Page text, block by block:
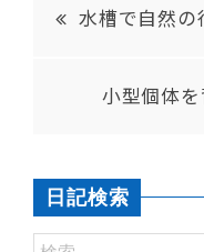
水槽で自然の
小型個体
日記検索